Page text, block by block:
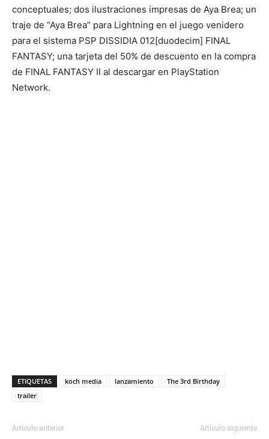
conceptuales; dos ilustraciones impresas de Aya Brea; un
traje de “Aya Brea” para Lightning en el juego venidero
para el sistema PSP DISSIDIA 012[duodecim] FINAL
FANTASY; una tarjeta del 50% de descuento en la compra
de FINAL FANTASY II al descargar en PlayStation
Network.
ETIQUETAS koch media lanzamiento
The 3rd Birthday
trailer
Artículo anterior Artículo siguiente